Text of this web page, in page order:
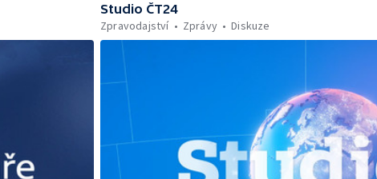
Studio ČT24
Zpravodajství
Zprávy Diskuze